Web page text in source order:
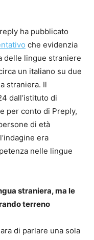
ha pubblicato
che evidenzia
delle lingue straniere
un italiano su due
straniera. Il
dall’istituto di
per conto di Preply,
di età
era
nelle lingue
straniera, ma le
terreno
di parlare una sola